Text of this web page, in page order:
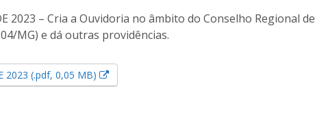
2023 – Cria a Ouvidoria no âmbito do Conselho Regional de
MG) e dá outras providências.
2023 (.pdf, 0,05 MB) Esse link abrirá em uma nova janela.